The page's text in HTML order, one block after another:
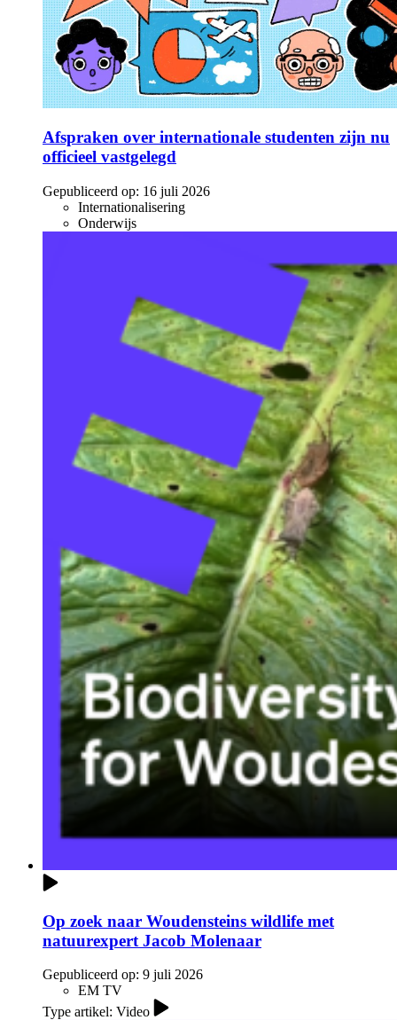
Afspraken over internationale studenten zijn nu
officieel vastgelegd
Gepubliceerd op: 16 juli 2026
Internationalisering
Onderwijs
Op zoek naar Woudensteins wildlife met
natuurexpert Jacob Molenaar
Gepubliceerd op: 9 juli 2026
EM TV
Type artikel: Video